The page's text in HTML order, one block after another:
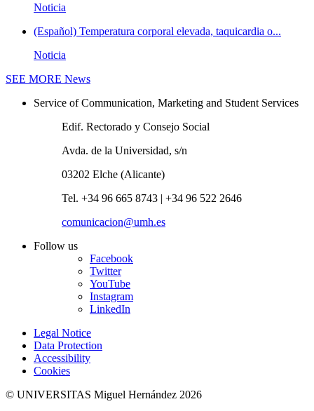
Noticia
(Español) Temperatura corporal elevada, taquicardia o...
Noticia
SEE MORE News
Service of Communication, Marketing and Student Services
Edif. Rectorado y Consejo Social
Avda. de la Universidad, s/n
03202 Elche (Alicante)
Tel. +34 96 665 8743 | +34 96 522 2646
comunicacion@umh.es
Follow us
Facebook
Twitter
YouTube
Instagram
LinkedIn
Legal Notice
Data Protection
Accessibility
Cookies
© UNIVERSITAS Miguel Hernández 2026